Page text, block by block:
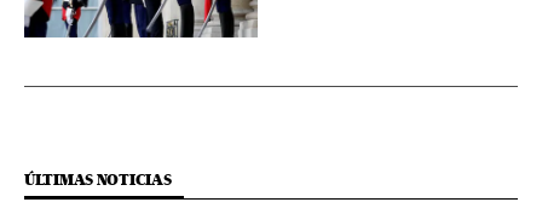
ÚLTIMAS NOTICIAS